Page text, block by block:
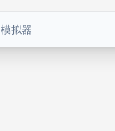
模拟器